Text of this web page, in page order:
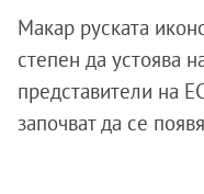
Макар руската
степен да устоява
представители на
започват да се